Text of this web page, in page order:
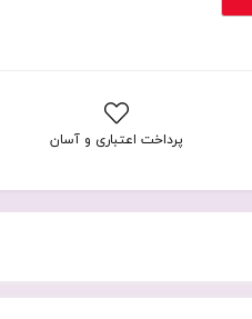
پرداخت اعتباری و آسان